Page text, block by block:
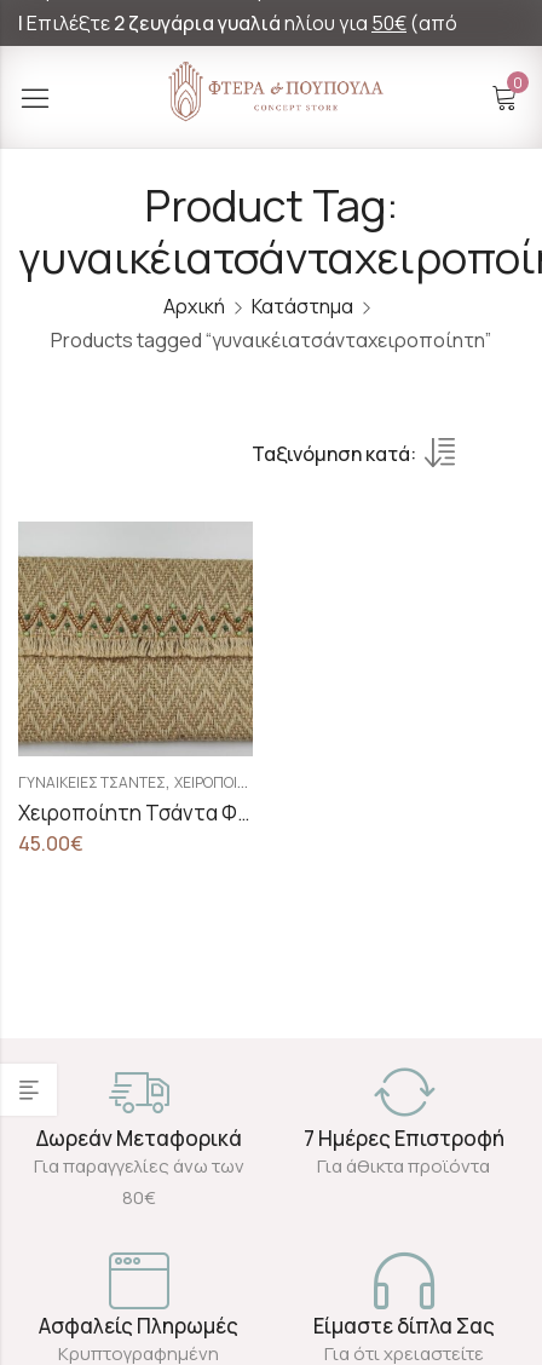
|Επιλέξτε2 ζευγάρια γυαλιάηλίου για 50€(από
0
Product Tag:
Αρχική
Κατάστημα
Products tagged “γυναικέιατσάνταχειροποίητη”
Ταξινόμηση κατά:
ΓΥΝΑΙΚΕΊΕΣ ΤΣΆΝΤΕΣ, ΧΕΙΡΟΠΟΊΗΤΕΣ - ΓΥΝΑΙΚΕΊΕΣ ΤΣΆΝΤΕΣ ΦΆΚΕΛΟΙ
Χειροποίητη Τσάντα Φάκελος Από Λινάτσα
45.00€
Δωρεάν Μεταφορικά
Για παραγγελίες άνω των
80€
7 Ημέρες Επιστροφή
Για άθικτα προϊόντα
Ασφαλείς Πληρωμές
Κρυπτογραφημένη
Είμαστε δίπλα Σας
Για ότι χρειαστείτε